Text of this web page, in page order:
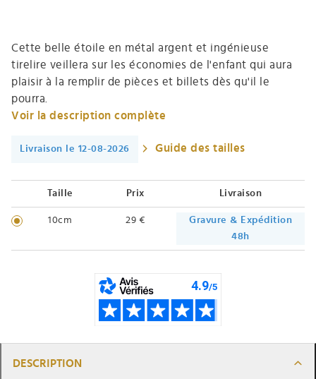
Cette belle étoile en métal argent et ingénieuse
tirelire veillera sur les économies de l'enfant qui aura
plaisir à la remplir de pièces et billets dès qu'il le
pourra.
Voir la description complète
Livraison le 12-08-2026 Guide des tailles
Taille Prix Livraison
10cm 29 €
Gravure & Expédition
48h
DESCRIPTION